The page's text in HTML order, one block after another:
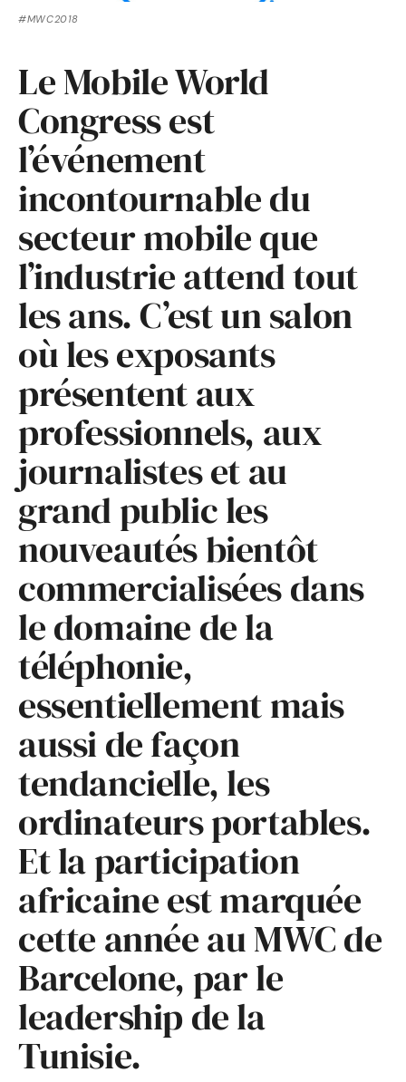
#MWC2018
Le Mobile World
Congress est
l’événement
incontournable du
secteur mobile que
l’industrie attend tout
les ans. C’est un salon
où les exposants
présentent aux
professionnels, aux
journalistes et au
grand public les
nouveautés bientôt
commercialisées dans
le domaine de la
téléphonie,
essentiellement mais
aussi de façon
tendancielle, les
ordinateurs portables.
Et la participation
africaine est marquée
cette année au MWC de
Barcelone, par le
leadership de la
Tunisie.